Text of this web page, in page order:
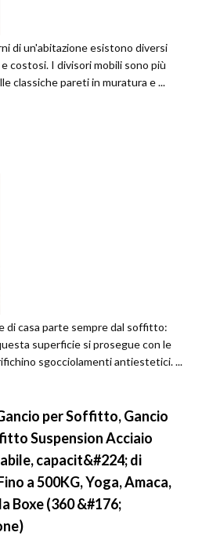
di un'abitazione esistono diversi
costosi. I divisori mobili sono più
classiche pareti in muratura e ...
di casa parte sempre dal soffitto:
superficie si prosegue con le
sgocciolamenti antiestetici. ...
per Soffitto, Gancio
Suspension Acciaio
capacit&#224; di
a 500KG, Yoga, Amaca,
Boxe (360 &#176;